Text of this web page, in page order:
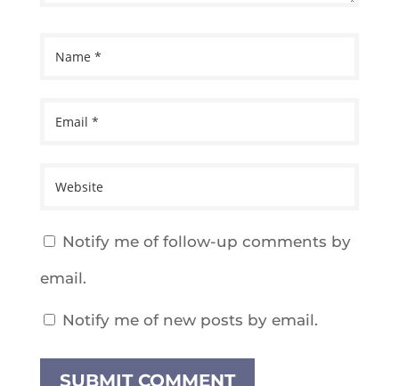
Notify me of follow-up comments by
email.
Notify me of new posts by email.